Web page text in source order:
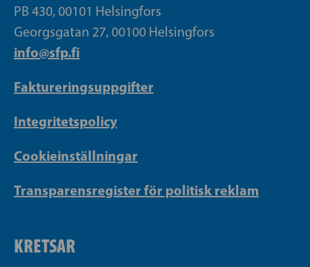
PB 430, 00101 Helsingfors
Georgsgatan 27, 00100 Helsingfors
info@sfp.fi
Faktureringsuppgifter
Integritetspolicy
Cookieinställningar
Transparensregister för politisk reklam
KRETSAR